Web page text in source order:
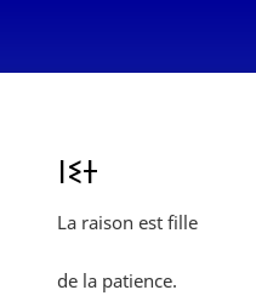
ⵏⵉⵜ
La raison est fille
de la patience.